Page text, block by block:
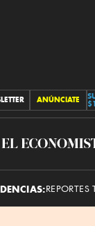
ANÚNCIATE
El
REPORTES